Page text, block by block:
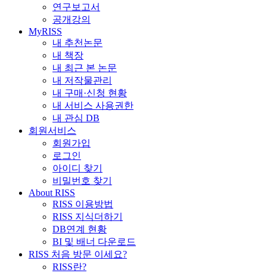
연구보고서
공개강의
MyRISS
내 추천논문
내 책장
내 최근 본 논문
내 저작물관리
내 구매·신청 현황
내 서비스 사용권한
내 관심 DB
회원서비스
회원가입
로그인
아이디 찾기
비밀번호 찾기
About RISS
RISS 이용방법
RISS 지식더하기
DB연계 현황
BI 및 배너 다운로드
RISS 처음 방문 이세요?
RISS란?